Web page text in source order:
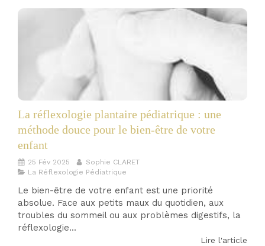
La réflexologie plantaire pédiatrique : une
méthode douce pour le bien-être de votre
enfant
25 Fév 2025
Sophie CLARET
La Réflexologie Pédiatrique
Le bien-être de votre enfant est une priorité
absolue. Face aux petits maux du quotidien, aux
troubles du sommeil ou aux problèmes digestifs, la
réflexologie...
Lire l'article